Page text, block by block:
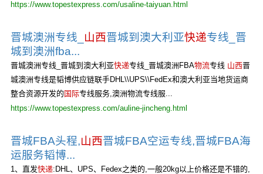
https://www.topestexpress.com/usaline-taiyuan.html
晋城澳洲专线_ 山西晋城到澳大利亚快递专线_晋
城到澳洲fba...
晋城澳洲专线_晋城到澳大利亚快递专线_晋城澳洲FBA物流专线 山西晋
城澳洲专线是韬博供应链联手DHL\\UPS\\FedEx和澳大利亚当地货运商
整合资源开发的 国际专线服务,澳洲物流专线服...
https://www.topestexpress.com/auline-jincheng.html
晋城FBA头程,山西晋城FBA空运专线,晋城FBA海
运服务韬博...
1、直发快递:DHL、UPS、Fedex之类的,一般20kg以上价格还是不错的,